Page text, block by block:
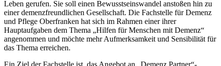
Leben gerufen. Sie soll einen Bewusstseinswandel anstoßen hin zu
einer demenzfreundlichen Gesellschaft. Die Fachstelle für Demenz
und Pflege Oberfranken hat sich im Rahmen einer ihrer
Hauptaufgaben dem Thema „Hilfen für Menschen mit Demenz“
angenommen und möchte mehr Aufmerksamkeit und Sensibilität für
das Thema erreichen.